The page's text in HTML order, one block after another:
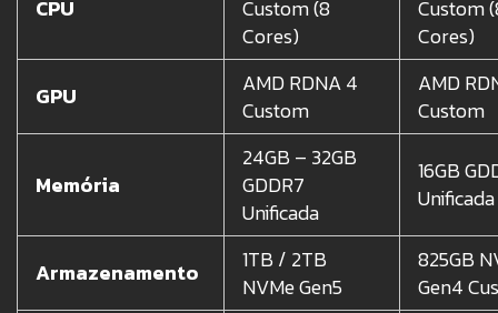
CPU
Custom (8
Cores)
Custom
Cores)
GPU
AMD RDNA 4
Custom
AMD
Custom
Memória
24GB – 32GB
GDDR7
Unificada
16GB
Unificada
Armazenamento
1TB / 2TB
NVMe Gen5
825GB
Gen4